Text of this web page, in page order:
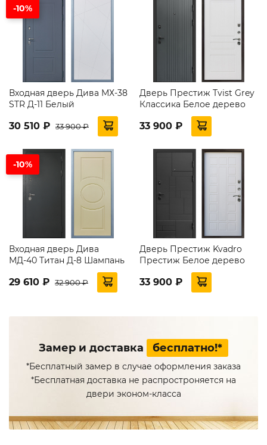
-10%
Входная дверь Дива МХ-38
STR Д-11 Белый
30 510 ₽ 33 900 ₽
Дверь Престиж Tvist Grey
Классика Белое дерево
33 900 ₽
-10%
Входная дверь Дива
МД-40 Титан Д-8 Шампань
29 610 ₽ 32 900 ₽
Дверь Престиж Kvadro
Престиж Белое дерево
33 900 ₽
Замер и доставка бесплатно!*
*Бесплатный замер в случае оформления заказа
*Бесплатная доставка не распростроняется на
двери эконом-класса